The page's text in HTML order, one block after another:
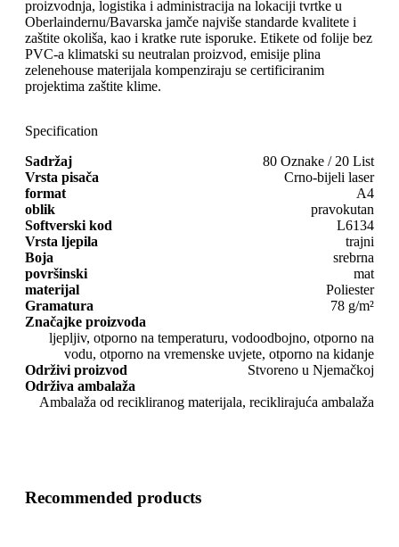
proizvodnja, logistika i administracija na lokaciji tvrtke u
Oberlaindernu/Bavarska jamče najviše standarde kvalitete i
zaštite okoliša, kao i kratke rute isporuke. Etikete od folije bez
PVC-a klimatski su neutralan proizvod, emisije plina
zelenehouse materijala kompenziraju se certificiranim
projektima zaštite klime.
Specification
Sadržaj
80 Oznake / 20 List
Vrsta pisača
Crno-bijeli laser
format
A4
oblik
pravokutan
Softverski kod
L6134
Vrsta ljepila
trajni
Boja
srebrna
površinski
mat
materijal
Poliester
Gramatura
78 g/m²
Značajke proizvoda
ljepljiv, otporno na temperaturu, vodoodbojno, otporno na
vodu, otporno na vremenske uvjete, otporno na kidanje
Održivi proizvod
Stvoreno u Njemačkoj
Održiva ambalaža
Ambalaža od recikliranog materijala, reciklirajuća ambalaža
Recommended products